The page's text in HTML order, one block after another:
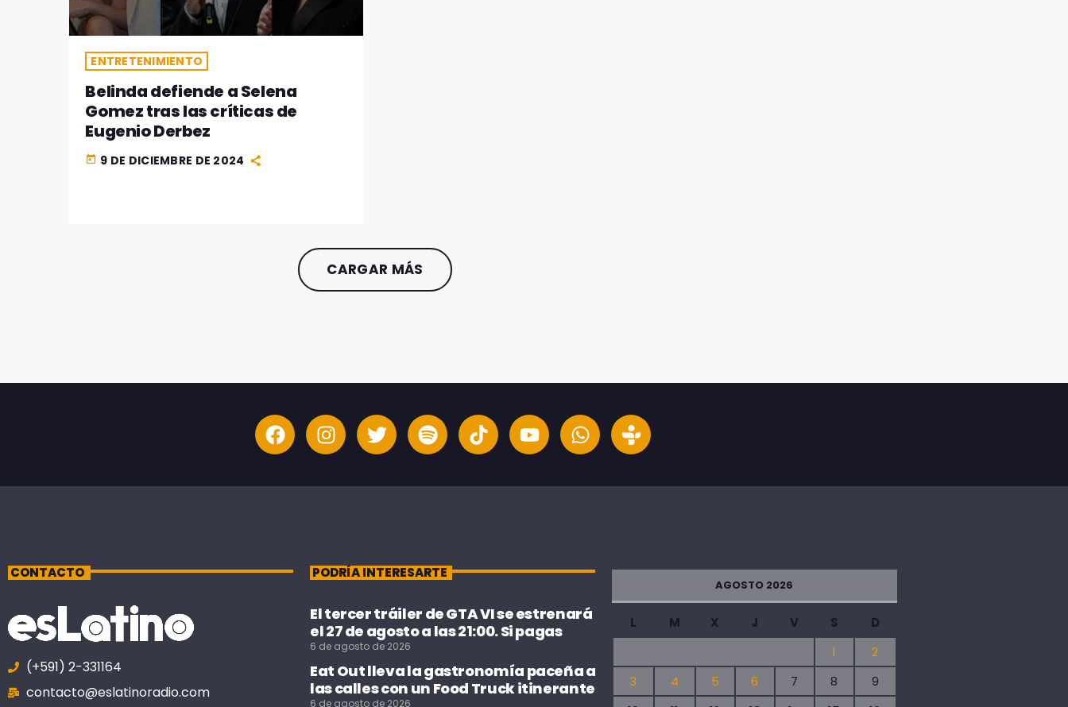
ENTRETENIMIENTO
Belinda defiende a Selena
Gomez tras las críticas de
Eugenio Derbez
today 9 DE DICIEMBRE DE 2024
CARGAR MÁS
CONTACTO
(+591) 2-331164
contacto@eslatinoradio.com
PODRÍA INTERESARTE
El tercer tráiler de GTA VI se estrenará
el 27 de agosto a las 21:00. Si pagas
6 de agosto de 2026
Eat Out lleva la gastronomía paceña a
las calles con un Food Truck itinerante
6 de agosto de 2026
AGOSTO 2026
L M X J V S
D
1
2
3
4 5 6 7 8
9